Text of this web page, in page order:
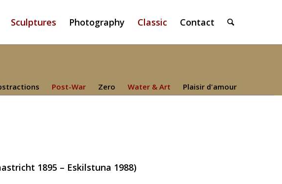
Sculptures Photography Classic Contact
Post-War Zero Water & Art Plaisir d'amour
1895 – Eskilstuna 1988)